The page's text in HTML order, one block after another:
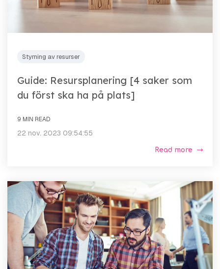
Styrning av resurser
Guide: Resursplanering [4 saker som
du först ska ha på plats]
9 MIN READ
22 nov. 2023 09:54:55
Read more